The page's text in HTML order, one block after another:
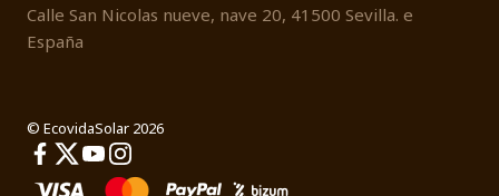
Calle San Nicolas nueve, nave 20, 41500 Sevilla. e
España
© EcovidaSolar 2026